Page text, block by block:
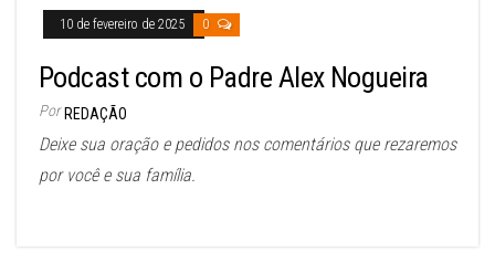
10 de fevereiro de 2025 0
Podcast com o Padre Alex Nogueira
Por REDAÇÃO
Deixe sua oração e pedidos nos comentários que rezaremos
por você e sua família.